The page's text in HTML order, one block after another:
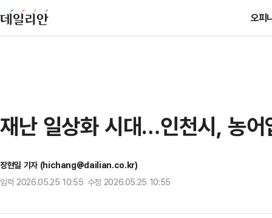
오피
재난 일상화 시대…인천시, 농
장현일 기자 (hichang@dailian.co.kr)
입력 2026.05.25 10:55 수정 2026.05.25 10:55